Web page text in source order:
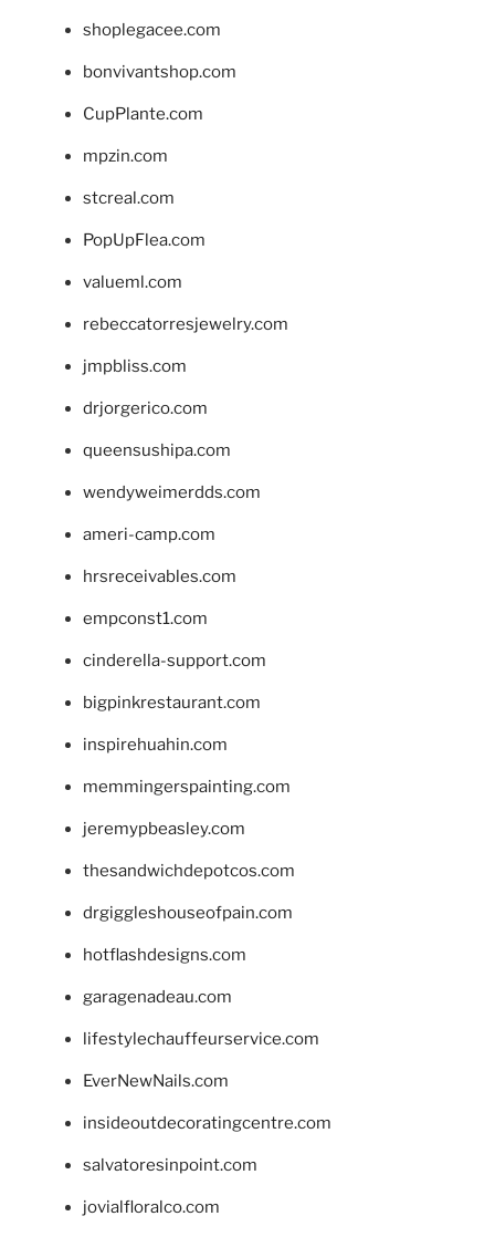
shoplegacee.com
bonvivantshop.com
CupPlante.com
mpzin.com
stcreal.com
PopUpFlea.com
valueml.com
rebeccatorresjewelry.com
jmpbliss.com
drjorgerico.com
queensushipa.com
wendyweimerdds.com
ameri-camp.com
hrsreceivables.com
empconst1.com
cinderella-support.com
bigpinkrestaurant.com
inspirehuahin.com
memmingerspainting.com
jeremypbeasley.com
thesandwichdepotcos.com
drgiggleshouseofpain.com
hotflashdesigns.com
garagenadeau.com
lifestylechauffeurservice.com
EverNewNails.com
insideoutdecoratingcentre.com
salvatoresinpoint.com
jovialfloralco.com